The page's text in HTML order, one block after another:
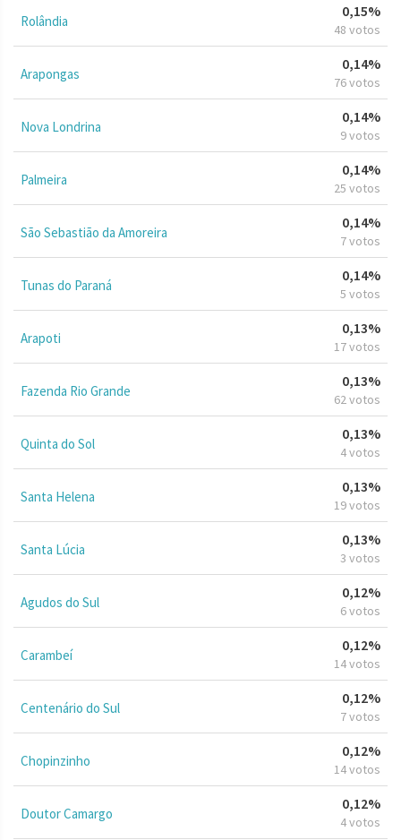
Rolândia
0,15%
48 votos
Arapongas
0,14%
76 votos
Nova Londrina
0,14%
9 votos
Palmeira
0,14%
25 votos
São Sebastião da Amoreira
0,14%
7 votos
Tunas do Paraná
0,14%
5 votos
Arapoti
0,13%
17 votos
Fazenda Rio Grande
0,13%
62 votos
Quinta do Sol
0,13%
4 votos
Santa Helena
0,13%
19 votos
Santa Lúcia
0,13%
3 votos
Agudos do Sul
0,12%
6 votos
Carambeí
0,12%
14 votos
Centenário do Sul
0,12%
7 votos
Chopinzinho
0,12%
14 votos
Doutor Camargo
0,12%
4 votos